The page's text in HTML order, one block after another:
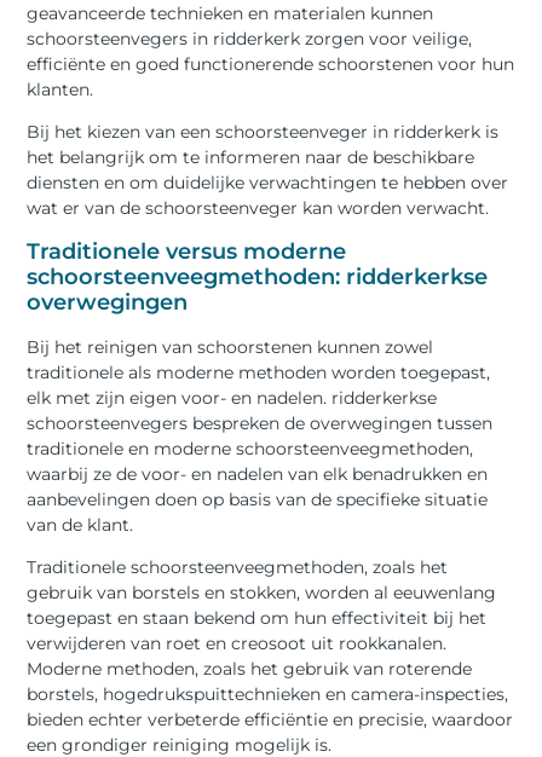
geavanceerde technieken en materialen kunnen
schoorsteenvegers in ridderkerk zorgen voor veilige,
efficiënte en goed functionerende schoorstenen voor hun
klanten.
Bij het kiezen van een schoorsteenveger in ridderkerk is
het belangrijk om te informeren naar de beschikbare
diensten en om duidelijke verwachtingen te hebben over
wat er van de schoorsteenveger kan worden verwacht.
Traditionele versus moderne
schoorsteenveegmethoden: ridderkerkse
overwegingen
Bij het reinigen van schoorstenen kunnen zowel
traditionele als moderne methoden worden toegepast,
elk met zijn eigen voor- en nadelen. ridderkerkse
schoorsteenvegers bespreken de overwegingen tussen
traditionele en moderne schoorsteenveegmethoden,
waarbij ze de voor- en nadelen van elk benadrukken en
aanbevelingen doen op basis van de specifieke situatie
van de klant.
Traditionele schoorsteenveegmethoden, zoals het
gebruik van borstels en stokken, worden al eeuwenlang
toegepast en staan bekend om hun effectiviteit bij het
verwijderen van roet en creosoot uit rookkanalen.
Moderne methoden, zoals het gebruik van roterende
borstels, hogedrukspuittechnieken en camera-inspecties,
bieden echter verbeterde efficiëntie en precisie, waardoor
een grondiger reiniging mogelijk is.